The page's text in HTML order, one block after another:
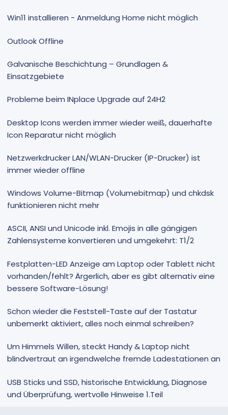
Win11 installieren - Anmeldung Home nicht möglich
Outlook Offline
Galvanische Beschichtung – Grundlagen &
Einsatzgebiete
Probleme beim INplace Upgrade auf 24H2
Desktop Icons werden immer wieder weiß, dauerhafte
Icon Reparatur nicht möglich
Netzwerkdrucker LAN/WLAN-Drucker (IP-Drucker) ist
immer wieder offline
Windows Volume-Bitmap (Volumebitmap) und chkdsk
funktionieren nicht mehr
ASCII, ANSI und Unicode inkl. Emojis in alle gängigen
Zahlensysteme konvertieren und umgekehrt: T1/2
Festplatten-LED Anzeige am Laptop oder Tablett nicht
vorhanden/fehlt? Ärgerlich, aber es gibt alternativ eine
bessere Software-Lösung!
Schon wieder die Feststell-Taste auf der Tastatur
unbemerkt aktiviert, alles noch einmal schreiben?
Um Himmels Willen, steckt Handy & Laptop nicht
blindvertraut an irgendwelche fremde Ladestationen an
USB Sticks und SSD, historische Entwicklung, Diagnose
und Überprüfung, wertvolle Hinweise 1.Teil